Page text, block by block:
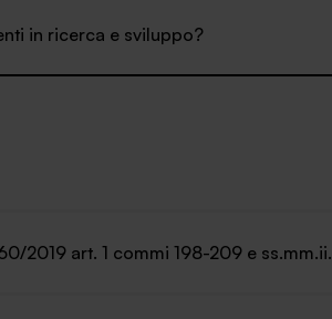
in ricerca e sviluppo?
2019 art. 1 commi 198-209 e ss.mm.ii.